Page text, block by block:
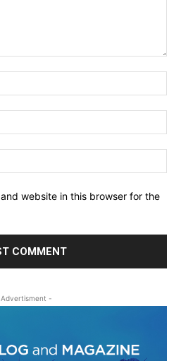
website in this browser for the
-